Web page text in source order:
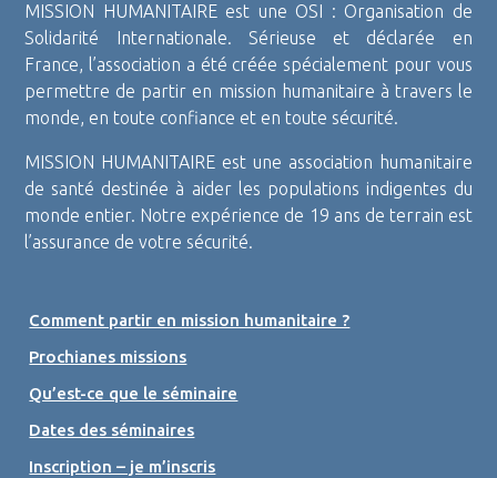
MISSION HUMANITAIRE est une OSI : Organisation de
Solidarité Internationale. Sérieuse et déclarée en
France, l’association a été créée spécialement pour vous
permettre de partir en mission humanitaire à travers le
monde, en toute confiance et en toute sécurité.
MISSION HUMANITAIRE est une association humanitaire
de santé destinée à aider les populations indigentes du
monde entier. Notre expérience de 19 ans de terrain est
l’assurance de votre sécurité.
Comment partir en mission humanitaire ?
Prochianes missions
Qu’est-ce que le séminaire
Dates des séminaires
Inscription – je m’inscris